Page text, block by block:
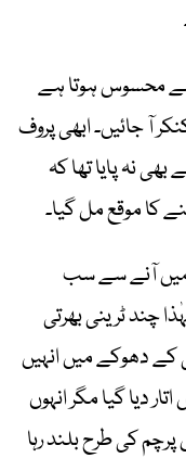
محسوس ہوتا ہے
آ جائیں۔ ابھی پروف
نہ پایا تھا کہ
کا موقع مل گیا۔
میں آنے سے سب
چند ٹرینی بھرتی
کے دھوکے میں انہیں
دیا گیا مگر انہوں
کی طرح بلند رہا